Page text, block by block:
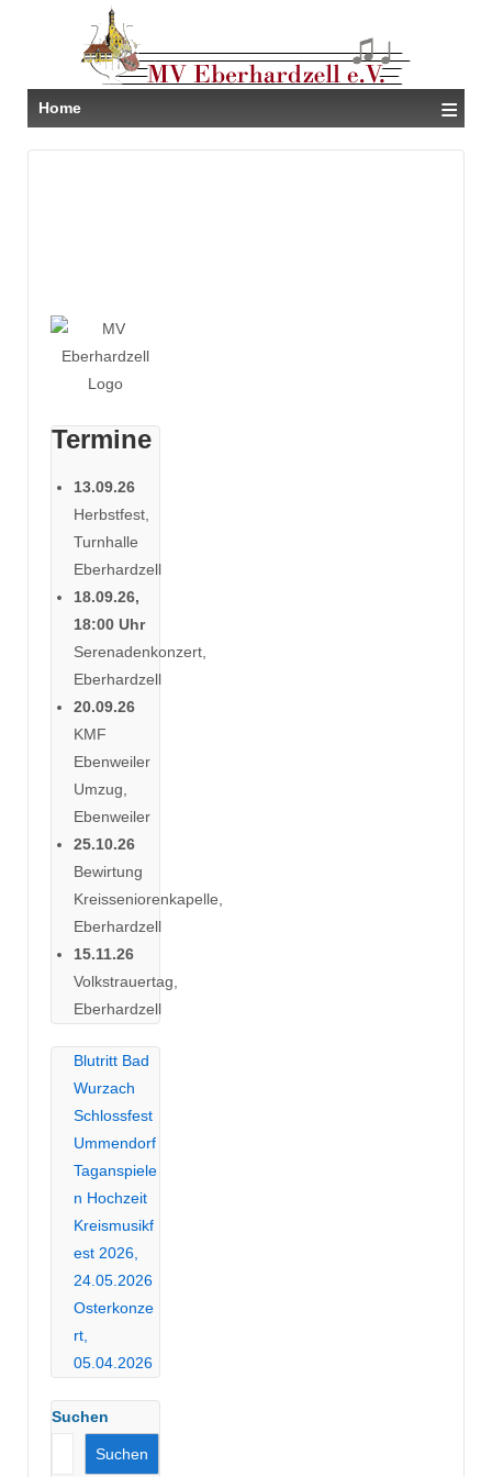
Home ≡
Termine
13.09.26
Herbstfest,
Turnhalle
Eberhardzell
18.09.26,
18:00 Uhr
Serenadenkonzert,
Eberhardzell
20.09.26
KMF
Ebenweiler
Umzug,
Ebenweiler
25.10.26
Bewirtung
Kreisseniorenkapelle,
Eberhardzell
15.11.26
Volkstrauertag,
Eberhardzell
Blutritt Bad
Wurzach
Schlossfest
Ummendorf
Taganspiele
n Hochzeit
Kreismusikf
est 2026,
24.05.2026
Osterkonze
rt,
05.04.2026
Suchen
Suchen